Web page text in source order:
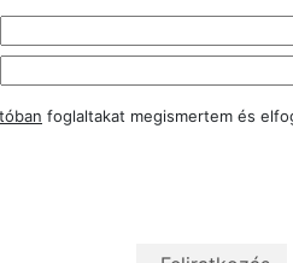
foglaltakat megismertem és